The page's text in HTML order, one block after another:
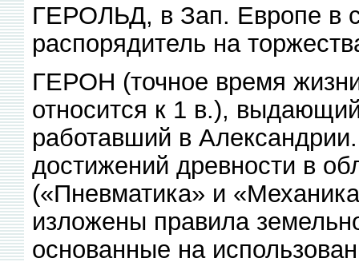
ГЕРОЛЬД, в Зап. Европе в
распорядитель на
ГЕРОН (точное время
относится к 1 в.),
работавший в
достижений древности в
(«Пневматика» и
изложены правила
основанные на